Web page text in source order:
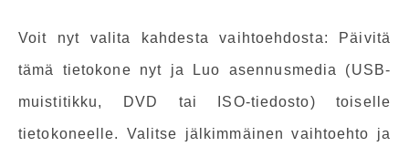
Voit nyt valita kahdesta vaihtoehdosta: Päivitä
tämä tietokone nyt ja Luo asennusmedia (USB-
muistitikku, DVD tai ISO-tiedosto) toiselle
tietokoneelle. Valitse jälkimmäinen vaihtoehto ja